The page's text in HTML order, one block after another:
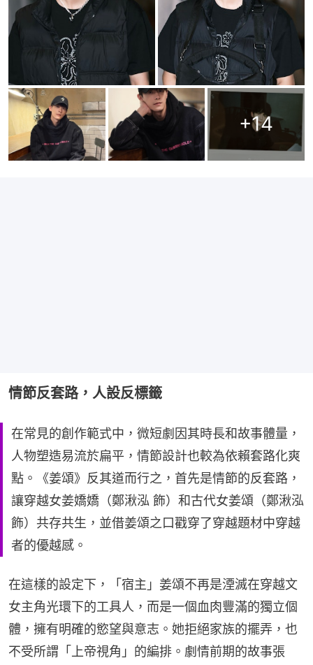
+14
情節反套路，人設反標籤
在常見的創作範式中，微短劇因其時長和故事體量，
人物塑造易流於扁平，情節設計也較為依賴套路化爽
點。《姜頌》反其道而行之，首先是情節的反套路，
讓穿越女姜嬌嬌（鄭湫泓 飾）和古代女姜頌（鄭湫泓
飾）共存共生，並借姜頌之口戳穿了穿越題材中穿越
者的優越感。
在這樣的設定下，「宿主」姜頌不再是湮滅在穿越文
女主角光環下的工具人，而是一個血肉豐滿的獨立個
體，擁有明確的慾望與意志。她拒絕家族的擺弄，也
不受所謂「上帝視角」的編排。劇情前期的故事張